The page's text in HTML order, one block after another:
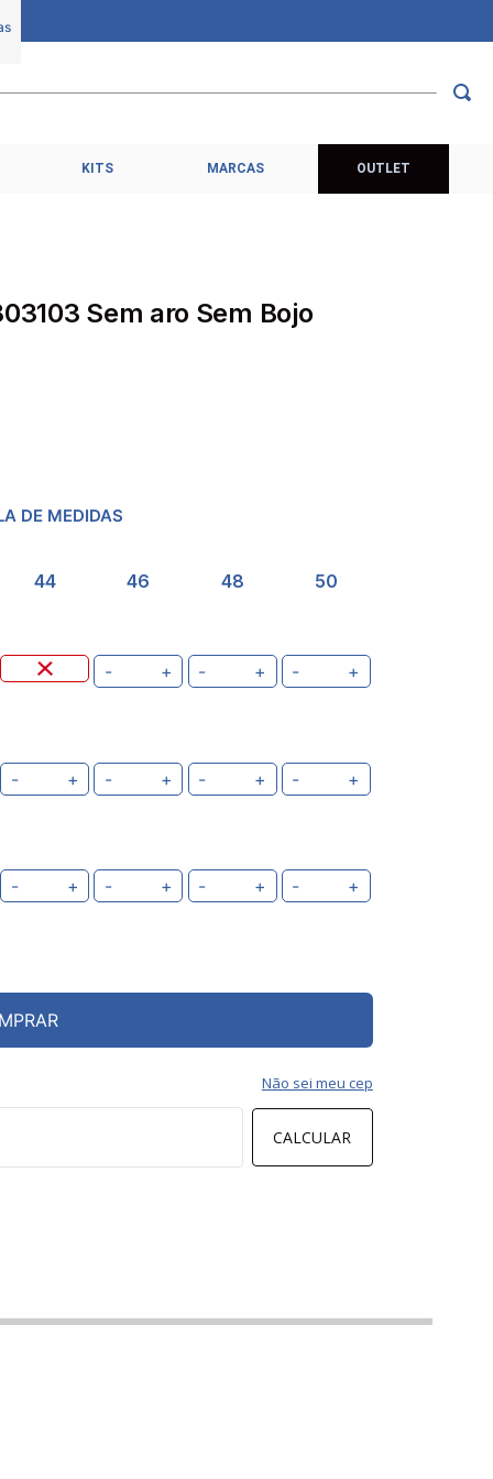
KITS MARCAS OUTLET
Sem aro Sem Bojo
DE MEDIDAS
44 46 48 50
- + - + - +
- + - + - + - +
- + - + - + - +
CALCULAR
Não sei meu cep